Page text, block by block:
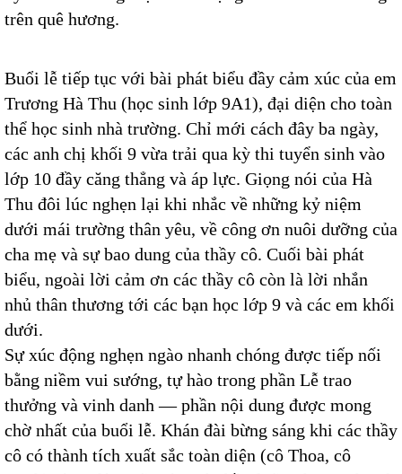
trên quê hương.
Buổi lễ tiếp tục với bài phát biểu đầy cảm xúc của em
Trương Hà Thu (học sinh lớp 9A1), đại diện cho toàn
thể học sinh nhà trường. Chỉ mới cách đây ba ngày,
các anh chị khối 9 vừa trải qua kỳ thi tuyển sinh vào
lớp 10 đầy căng thẳng và áp lực. Giọng nói của Hà
Thu đôi lúc nghẹn lại khi nhắc về những kỷ niệm
dưới mái trường thân yêu, về công ơn nuôi dưỡng của
cha mẹ và sự bao dung của thầy cô. Cuối bài phát
biểu, ngoài lời cảm ơn các thầy cô còn là lời nhắn
nhủ thân thương tới các bạn học lớp 9 và các em khối
dưới.
Sự xúc động nghẹn ngào nhanh chóng được tiếp nối
bằng niềm vui sướng, tự hào trong phần Lễ trao
thưởng và vinh danh — phần nội dung được mong
chờ nhất của buổi lễ. Khán đài bừng sáng khi các thầy
cô có thành tích xuất sắc toàn diện (cô Thoa, cô